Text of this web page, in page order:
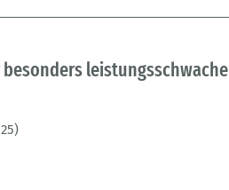
leistungsschwache